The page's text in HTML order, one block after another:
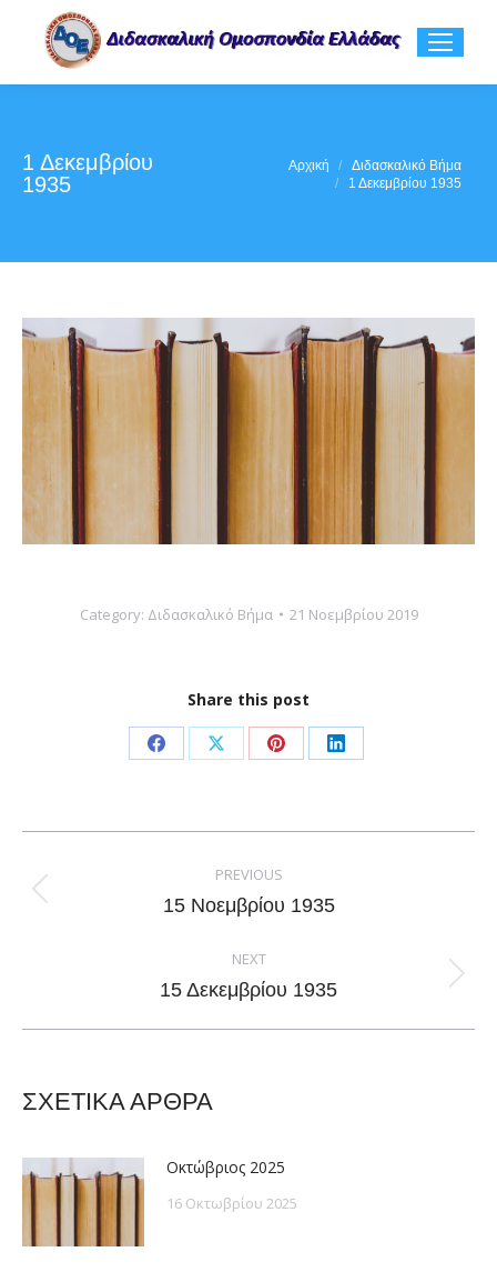
1 Δεκεμβρίου
1935
Αρχική
Διδασκαλικό Βήμα
1 Δεκεμβρίου 1935
Category: Διδασκαλικό Βήμα 21 Νοεμβρίου 2019
Share this post
Share
Facebook
Share
X
Share
Pinterest
Share
LinkedIn
navigation
PREVIOUS
Previous
15 Νοεμβρίου 1935
NEXT
Next
15 Δεκεμβρίου 1935
ΣΧΕΤΙΚΑ ΑΡΘΡΑ
Οκτώβριος 2025
16 Οκτωβρίου 2025